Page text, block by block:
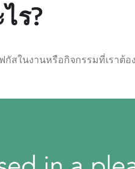
ร?
สในงานหรือกิจกรรมที่เราต้